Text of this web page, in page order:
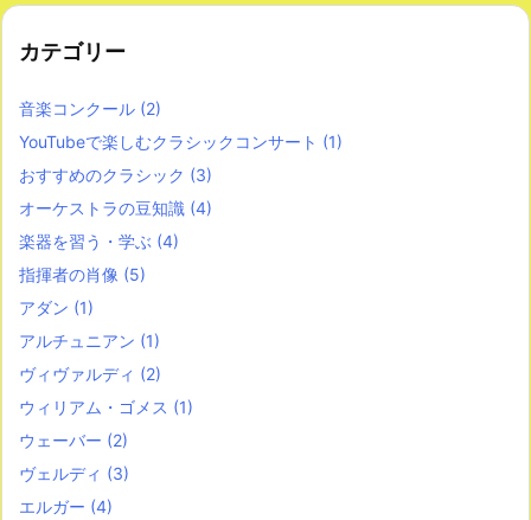
カテゴリー
音楽コンクール (2)
YouTubeで楽しむクラシックコンサート (1)
おすすめのクラシック (3)
オーケストラの豆知識 (4)
楽器を習う・学ぶ (4)
指揮者の肖像 (5)
アダン (1)
アルチュニアン (1)
ヴィヴァルディ (2)
ウィリアム・ゴメス (1)
ウェーバー (2)
ヴェルディ (3)
エルガー (4)